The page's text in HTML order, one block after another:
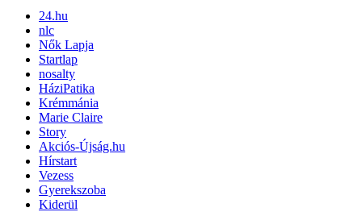
24.hu
nlc
Nők Lapja
Startlap
nosalty
HáziPatika
Krémmánia
Marie Claire
Story
Akciós-Újság.hu
Hírstart
Vezess
Gyerekszoba
Kiderül